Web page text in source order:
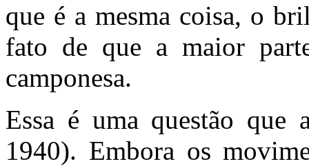
que é a mesma coisa, o
fato de que a maior
camponesa.
Essa é uma questão que
1940). Embora os